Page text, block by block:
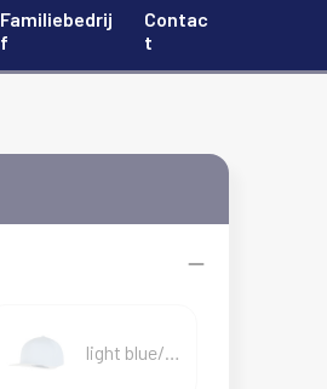
Familiebedrij
f
Contac
t
light blue/white